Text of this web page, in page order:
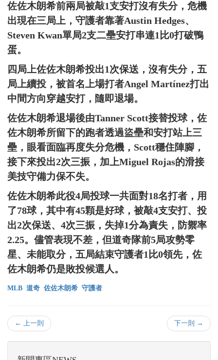
佐佐木朗希前兩局被敲1支安打沒有失分，危機
出現在三局上，守護者靠著Austin Hedges、
Steven Kwan單局2支二壘安打串連1比0打破鴨
蛋。
四局上佐佐木朗希投出1次保送，沒有失分，五
局上續投，被首名上場打者Angel Martínez打出
中間方向穿越安打，隨即退場。
佐佐木朗希退場後由Tanner Scott接替投球，佐
佐木朗希所留下的跑者透過盜壘和安打站上三
壘，眼看面臨再度失分危機，Scott穩住陣腳，
接下來投出2次三振，加上Miguel Rojas的滑接
美技守備力保不失。
佐佐木朗希此役4局投球一共面對18名打者，用
了78球，其中有45顆是好球，被敲4支安打、投
出2次保送、4次三振，失掉1分為責失，防禦率
2.25。儘管表現不差，但道奇隊前5局攻勢零
星、未能取分，五局結束守護者1比0領先，佐
佐木朗希仍是敗投候選人。
MLB 道奇 佐佐木朗希 守護者
← 上一則 下一則 →